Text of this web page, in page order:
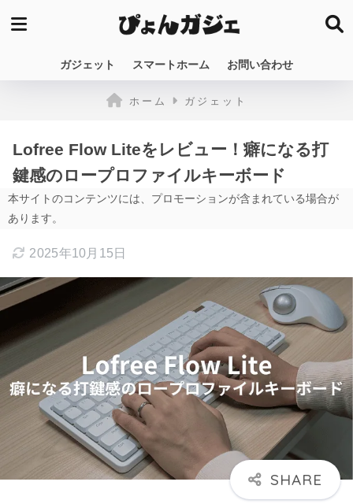
ガジェット スマートホーム お問い合わせ
ホーム ガジェット
Lofree Flow Liteをレビュー！癖になる打
鍵感のロープロファイルキーボード
本サイトのコンテンツには、プロモーションが含まれている場合が
あります。
2025年10月15日